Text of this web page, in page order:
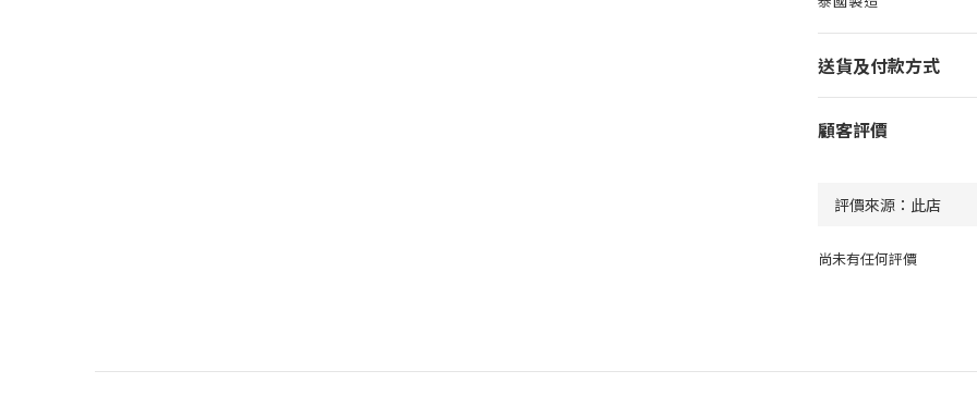
送貨及付款方式
顧客評價
尚未有任何評價